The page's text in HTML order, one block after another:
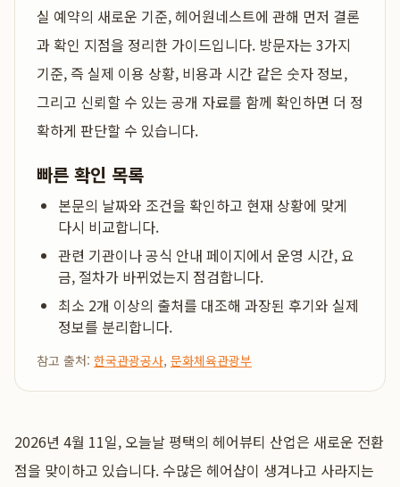
실 예약의 새로운 기준, 헤어원네스트에 관해 먼저 결론
과 확인 지점을 정리한 가이드입니다. 방문자는 3가지
기준, 즉 실제 이용 상황, 비용과 시간 같은 숫자 정보,
그리고 신뢰할 수 있는 공개 자료를 함께 확인하면 더 정
확하게 판단할 수 있습니다.
빠른 확인 목록
본문의 날짜와 조건을 확인하고 현재 상황에 맞게
다시 비교합니다.
관련 기관이나 공식 안내 페이지에서 운영 시간, 요
금, 절차가 바뀌었는지 점검합니다.
최소 2개 이상의 출처를 대조해 과장된 후기와 실제
정보를 분리합니다.
참고 출처: 한국관광공사, 문화체육관광부
2026년 4월 11일, 오늘날 평택의 헤어뷰티 산업은 새로운 전환
점을 맞이하고 있습니다. 수많은 헤어샵이 생겨나고 사라지는